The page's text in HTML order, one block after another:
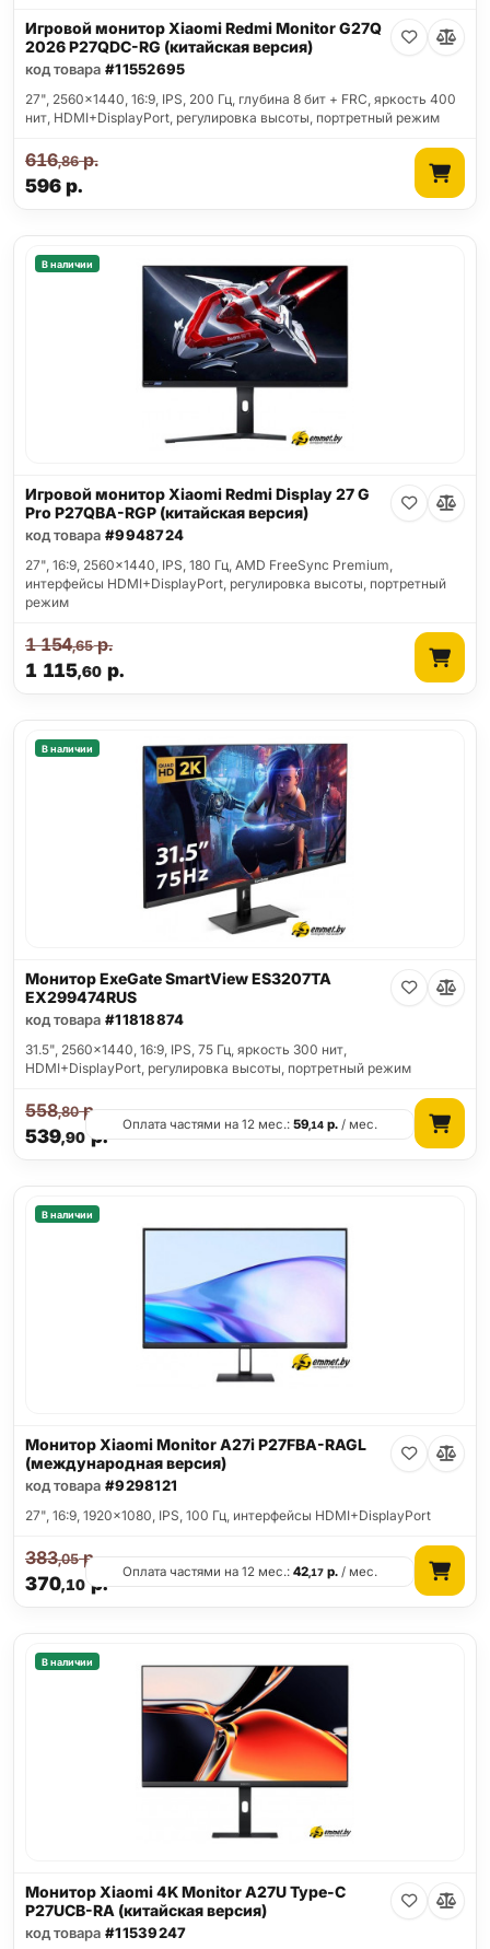
Игровой монитор Xiaomi Redmi Monitor G27Q
2026 P27QDC-RG (китайская версия)
код товара #11552695
27", 2560x1440, 16:9, IPS, 200 Гц, глубина 8 бит + FRC, яркость 400
нит, HDMI+DisplayPort, регулировка высоты, портретный режим
596р.
616,86р.
В наличии
Игровой монитор Xiaomi Redmi Display 27 G
Pro P27QBA-RGP (китайская версия)
код товара #9948724
27", 16:9, 2560x1440, IPS, 180 Гц, AMD FreeSync Premium,
интерфейсы HDMI+DisplayPort, регулировка высоты, портретный
режим
1 115,60 р.
1 154,65р.
В наличии
Монитор ExeGate SmartView ES3207TA
EX299474RUS
код товара #11818874
31.5", 2560x1440, 16:9, IPS, 75 Гц, яркость 300 нит,
HDMI+DisplayPort, регулировка высоты, портретный режим
539,90р.
558,80р.
Оплата частями на 12 мес.:59,14 р. / мес.
В наличии
Монитор Xiaomi Monitor A27i P27FBA-RAGL
(международная версия)
код товара #9298121
27", 16:9, 1920x1080, IPS, 100 Гц, интерфейсы HDMI+DisplayPort
370,10р.
383,05р.
Оплата частями на 12 мес.:42,17 р. / мес.
В наличии
Монитор Xiaomi 4K Monitor A27U Type-C
P27UCB-RA (китайская версия)
код товара #11539247